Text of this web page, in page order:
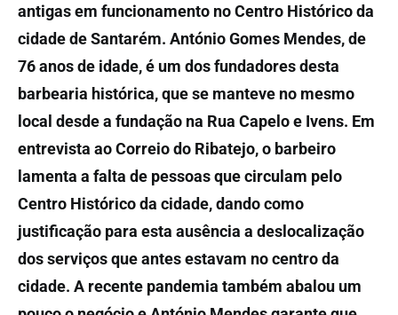
antigas em funcionamento no Centro Histórico da
cidade de Santarém. António Gomes Mendes, de
76 anos de idade, é um dos fundadores desta
barbearia histórica, que se manteve no mesmo
local desde a fundação na Rua Capelo e Ivens. Em
entrevista ao Correio do Ribatejo, o barbeiro
lamenta a falta de pessoas que circulam pelo
Centro Histórico da cidade, dando como
justificação para esta ausência a deslocalização
dos serviços que antes estavam no centro da
cidade. A recente pandemia também abalou um